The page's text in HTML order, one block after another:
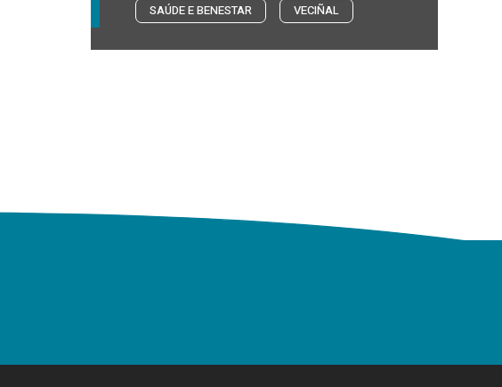
SAÚDE E BENESTAR
VECIÑAL